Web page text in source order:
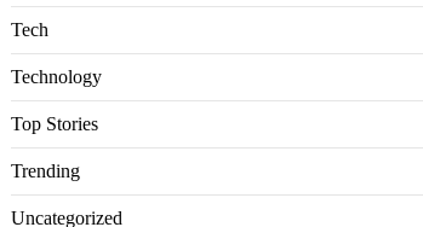
Tech
Technology
Top Stories
Trending
Uncategorized